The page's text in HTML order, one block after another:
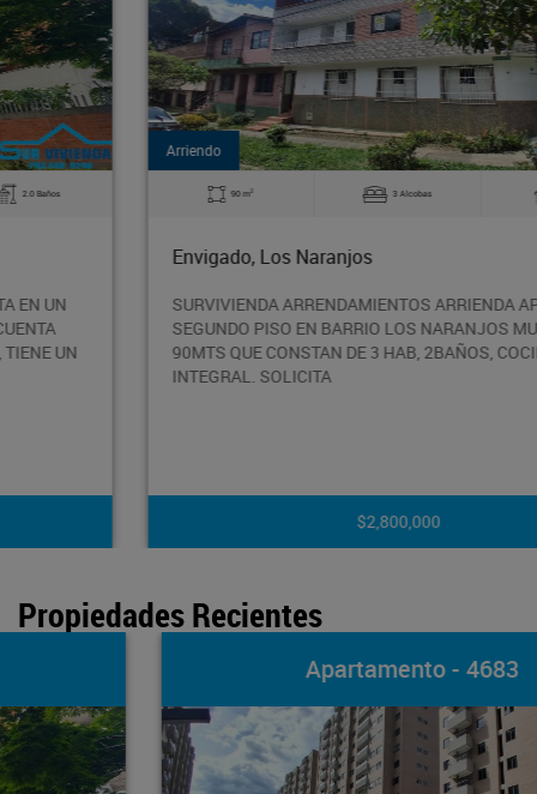
Arriendo
2.0 Baños
Envigado, Los Naranjos
SURVIVIENDA ARRENDAMIENTOS ARRIENDA APTO
SEGUNDO PISO EN BARRIO LOS NARANJOS MUY AMPLIO,
90MTS QUE CONSTAN DE 3 HAB, 2BAÑOS, COCINA
INTEGRAL. SOLICITA
Propiedades Recientes
Apartamento - 4683